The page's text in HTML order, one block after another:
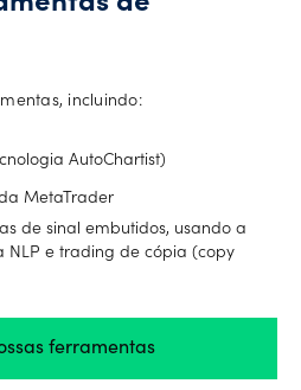
incluindo:
AutoChartist)
MetaTrader
de sinal embutidos, usando a
NLP e trading de cópia (copy
ferramentas